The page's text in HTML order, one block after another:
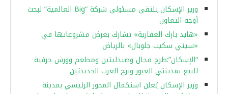
وزير الإسكان يلتقي مسئولي شركة “Big العالمية” لبحث
أوجه التعاون
«هايد بارك العقارية» تشارك بعرض مشروعاتها في
«سيتي سكيب جلوبال» بالرياض
“الإسكان”:طرح محال وصيدليتين ومطعم وورش حرفية
للبيع بمدينتي العبور وبرج العرب الجديدتين
وزير الإسكان يُعلن استكمال المحور الرئيسي بمدينة